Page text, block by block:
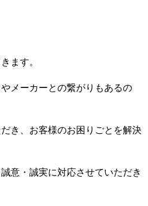
ます。
メーカーとの繋がりもあるの
き、お客様のお困りごとを解決
意・誠実に対応させていただき